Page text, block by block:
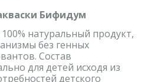
Бифидум
натуральный продукт,
без генных
Состав
для детей исходя из
детского